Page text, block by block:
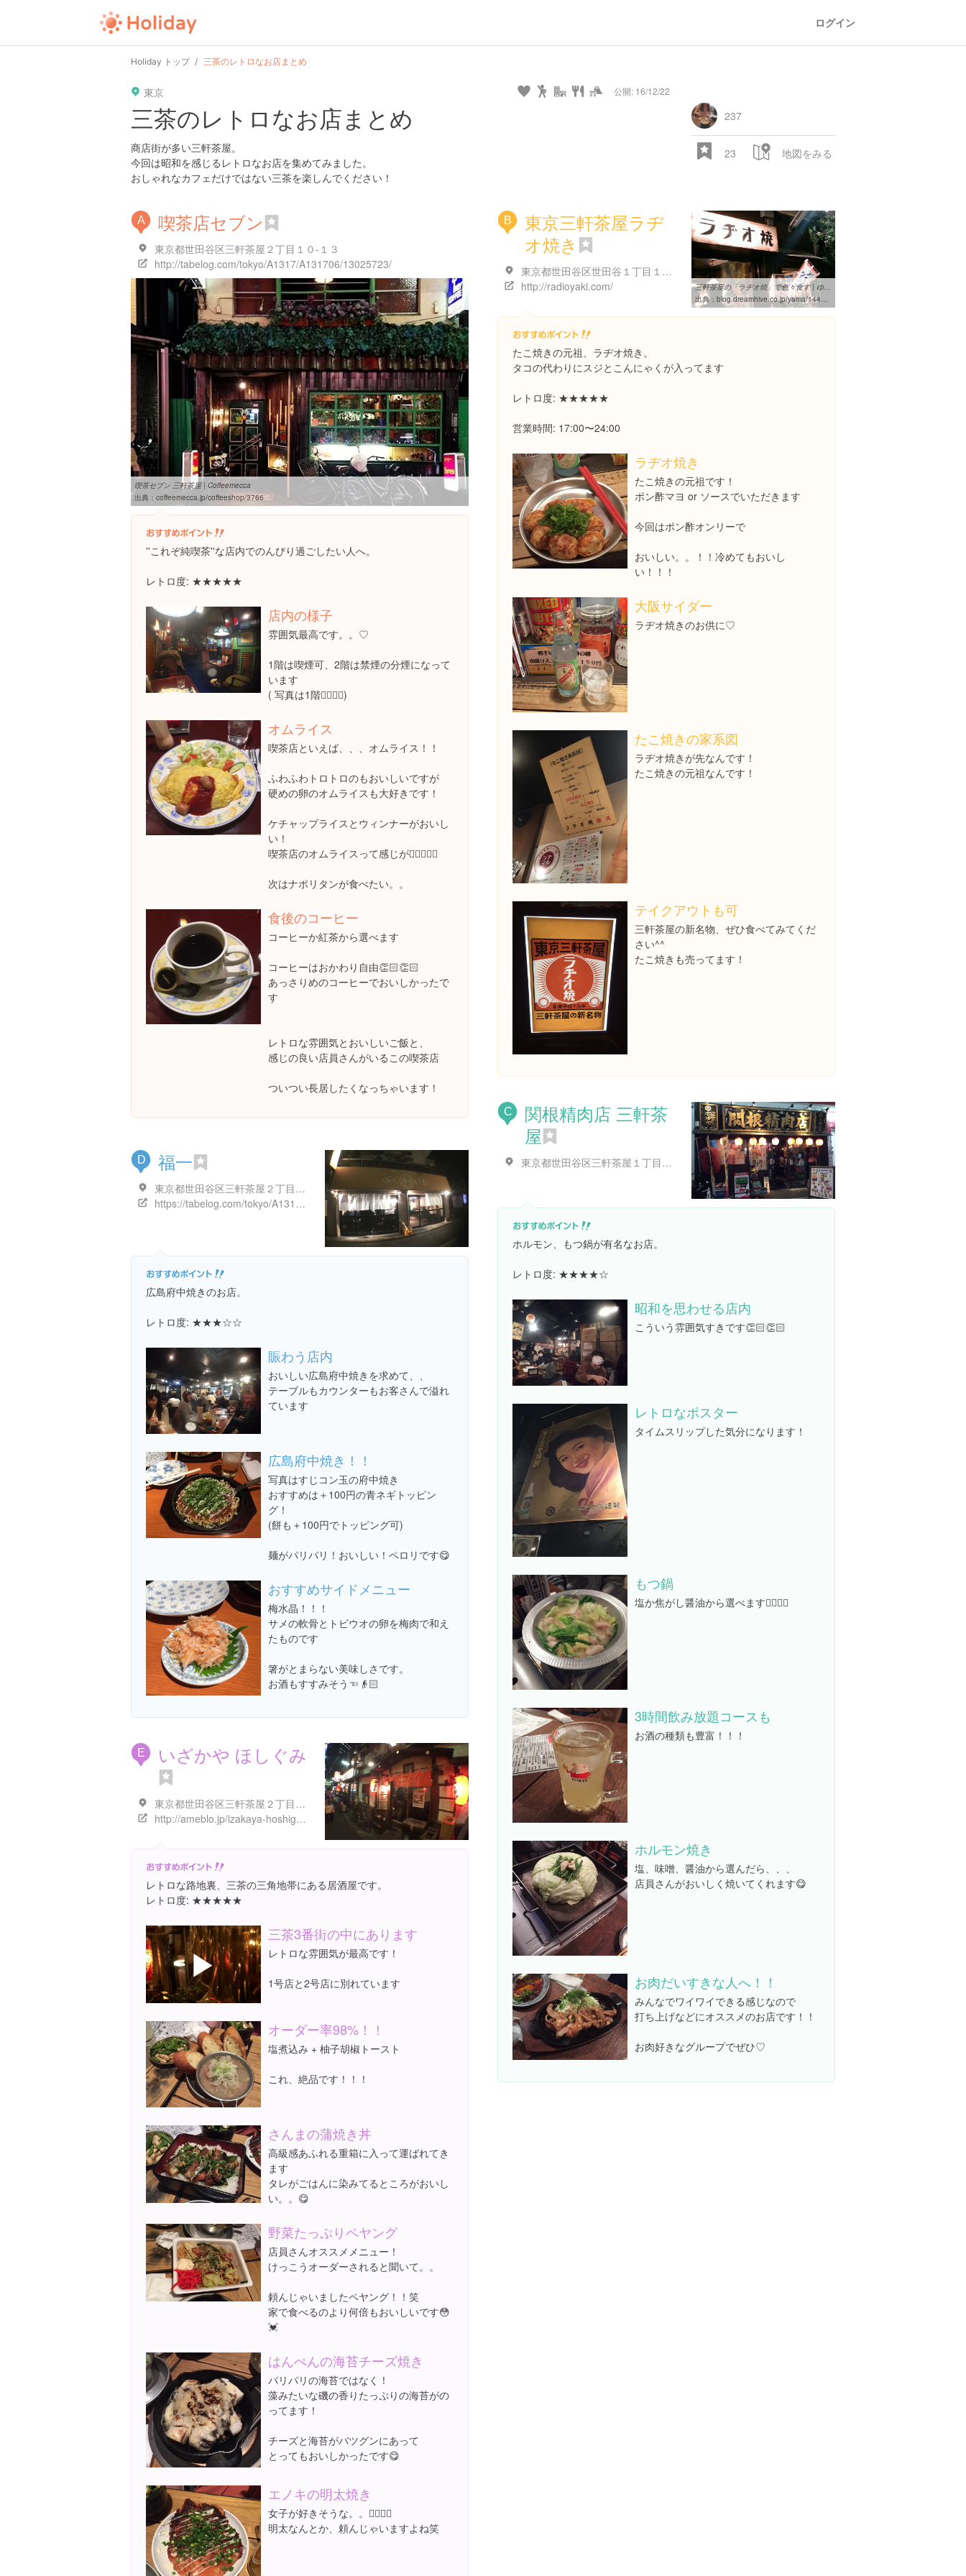
ログイン
Holiday トップ 三茶のレトロなお店まとめ
東京 公開: 16/12/22
28.522 px
user
kanagawa osaka hyogo
pin
三茶のレトロなお店まとめ
商店街が多い三軒茶屋。
今回は昭和を感じるレトロなお店を集めてみました。
おしゃれなカフェだけではない三茶を楽しんでください！
237
23 地図をみる
A 喫茶店セブン
東京都世田谷区三軒茶屋２丁目１０-１３
http://tabelog.com/tokyo/A1317/A131706/13025723/
喫茶セブン 三軒茶屋 | Coffeemecca
出典： coffeemecca.jp/coffeeshop/3766
''これぞ純喫茶''な店内でのんびり過ごしたい人へ。
レトロ度: ★★★★★
店内の様子
雰囲気最高です。。♡
1階は喫煙可、2階は禁煙の分煙になって
います
( 写真は1階👌🏻👌🏻)
オムライス
喫茶店といえば、、、オムライス！！
ふわふわトロトロのもおいしいですが
硬めの卵のオムライスも大好きです！
ケチャップライスとウィンナーがおいし
い！
喫茶店のオムライスって感じが👌🏻👌🏻💓
次はナポリタンが食べたい。。
食後のコーヒー
コーヒーか紅茶から選べます
コーヒーはおかわり自由👏🏻👏🏻
あっさりめのコーヒーでおいしかったで
す
レトロな雰囲気とおいしいご飯と、
感じの良い店員さんがいるこの喫茶店
ついつい長居したくなっちゃいます！
B
東京三軒茶屋ラヂ
オ焼き
東京都世田谷区世田谷１丁目１６-１４ ジュエリー世田谷
http://radioyaki.com/
三軒茶屋の「ラヂオ焼」で色々食す | ゆめとちぼーとげんじつと
出典： blog.dreamhive.co.jp/yama/1445.html
たこ焼きの元祖、ラヂオ焼き。
タコの代わりにスジとこんにゃくが入ってます
レトロ度: ★★★★★
営業時間: 17:00〜24:00
ラヂオ焼き
たこ焼きの元祖です！
ポン酢マヨ or ソースでいただきます
今回はポン酢オンリーで
おいしい。。！！冷めてもおいし
い！！！
大阪サイダー
ラヂオ焼きのお供に♡
たこ焼きの家系図
ラヂオ焼きが先なんです！
たこ焼きの元祖なんです！
テイクアウトも可
三軒茶屋の新名物、ぜひ食べてみてくだ
さい^^
たこ焼きも売ってます！
C
関根精肉店 三軒茶
屋
東京都世田谷区三軒茶屋１丁目３３-２０ 今泉ビル 1Ｆ
ホルモン、もつ鍋が有名なお店。
レトロ度: ★★★★☆
昭和を思わせる店内
こういう雰囲気すきです👏🏻👏🏻
レトロなポスター
タイムスリップした気分になります！
もつ鍋
塩か焦がし醤油から選べます👌🏻👌🏻
3時間飲み放題コースも
お酒の種類も豊富！！！
ホルモン焼き
塩、味噌、醤油から選んだら、、、
店員さんがおいしく焼いてくれます😋
お肉だいすきな人へ！！
みんなでワイワイできる感じなので
打ち上げなどにオススメのお店です！！
お肉好きなグループでぜひ♡
D 福一
東京都世田谷区三軒茶屋２丁目１１-１４ 土屋ビル
https://tabelog.com/tokyo/A1317/A131706/13148600/
広島府中焼きのお店。
レトロ度: ★★★☆☆
賑わう店内
おいしい広島府中焼きを求めて、、
テーブルもカウンターもお客さんで溢れ
ています
広島府中焼き！！
写真はすじコン玉の府中焼き
おすすめは＋100円の青ネギトッピン
グ！
(餅も＋100円でトッピング可)
麺がパリパリ！おいしい！ペロリです😋
おすすめサイドメニュー
梅水晶！！！
サメの軟骨とトビウオの卵を梅肉で和え
たものです
箸がとまらない美味しさです。
お酒もすすみそう☜👴🏻
E いざかや ほしぐみ
東京都世田谷区三軒茶屋２丁目１３-１０
http://ameblo.jp/izakaya-hoshigumi/
レトロな路地裏、三茶の三角地帯にある居酒屋です。
レトロ度: ★★★★★
▶
三茶3番街の中にあります
レトロな雰囲気が最高です！
1号店と2号店に別れています
オーダー率98%！！
塩煮込み + 柚子胡椒トースト
これ、絶品です！！！
さんまの蒲焼き丼
高級感あふれる重箱に入って運ばれてき
ます
タレがごはんに染みてるところがおいし
い。。😋
野菜たっぷりペヤング
店員さんオススメメニュー！
けっこうオーダーされると聞いて。。
頼んじゃいましたペヤング！！笑
家で食べるのより何倍もおいしいです😳
💓
はんぺんの海苔チーズ焼き
パリパリの海苔ではなく！
藻みたいな磯の香りたっぷりの海苔がの
ってます！
チーズと海苔がバツグンにあって
とってもおいしかったです😋
エノキの明太焼き
女子が好きそうな。。👌🏻👌🏻
明太なんとか、頼んじゃいますよね笑